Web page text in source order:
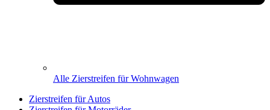
Alle Zierstreifen für Wohnwagen
Zierstreifen für Autos